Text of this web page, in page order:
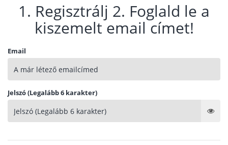
1. Regisztrálj 2. Foglald le a
kiszemelt email címet!
Email
Jelszó (Legalább 6 karakter)